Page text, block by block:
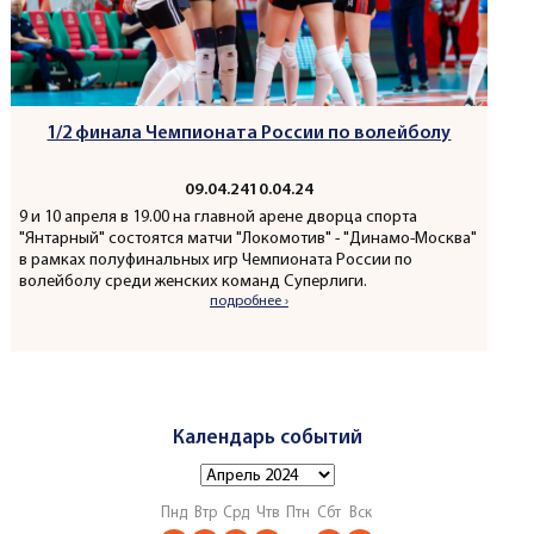
1/2 финала Чемпионата России по волейболу
09.04.2410.04.24
9 и 10 апреля в 19.00 на главной арене дворца спорта
"Янтарный" состоятся матчи "Локомотив" - "Динамо-Москва"
в рамках полуфинальных игр Чемпионата России по
волейболу среди женских команд Суперлиги.
подробнее ›
Календарь событий
Пнд Втр Срд Чтв Птн Сбт Вск